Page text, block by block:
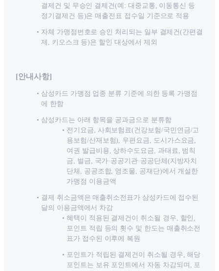
결제건 및 무승인 결제건(예: 대중교통, 이동통신 등
정기결제건 등)은 매출전표 접수일 기준으로 적용
자체 가맹점번호로 승인 처리되는 일부 결제건(간편결
제, 키오스크 등)은 할인 대상에서 제외
[안내사항]
삼성카드 가맹점 업종 분류 기준에 의한 등록 가맹점
에 한함
삼성카드는 아래 항목을 공과금으로 분류함
전기요금, 사회보험료(건강보험/국민연금/고
용보험/산재보험), 우편요금, 도시가스요금,
여권 발급비용, 상하수도요금, 과태료, 범칙
금, 벌금, 국가·공공기관·공공단체(지방자치
단체, 공공조합, 영조물, 공재단)에서 개설한
가맹점 이용금액
결제 취소금액은 매출취소전표가 삼성카드에 접수된
달의 이용금액에서 차감
혜택이 적용된 결제건이 취소될 경우, 할인,
포인트 적립 등의 횟수 및 한도는 매출취소전
표가 접수된 이후에 복원
포인트가 적립된 결제건이 취소될 경우, 해당
포인트는 보유 포인트에서 자동 차감되며, 포